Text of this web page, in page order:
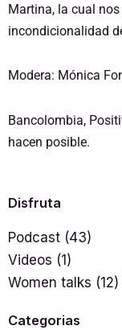
Martina, la cual
incondicionalidad
Modera: Mónica
Bancolombia,
hacen posible.
Disfruta
Podcast (43)
Videos (1)
Women talks (12)
Categorias